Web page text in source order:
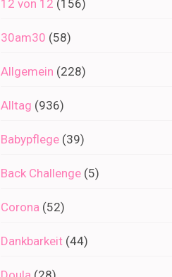
12 von 12 (156)
30am30 (58)
Allgemein (228)
Alltag (936)
Babypflege (39)
Back Challenge (5)
Corona (52)
Dankbarkeit (44)